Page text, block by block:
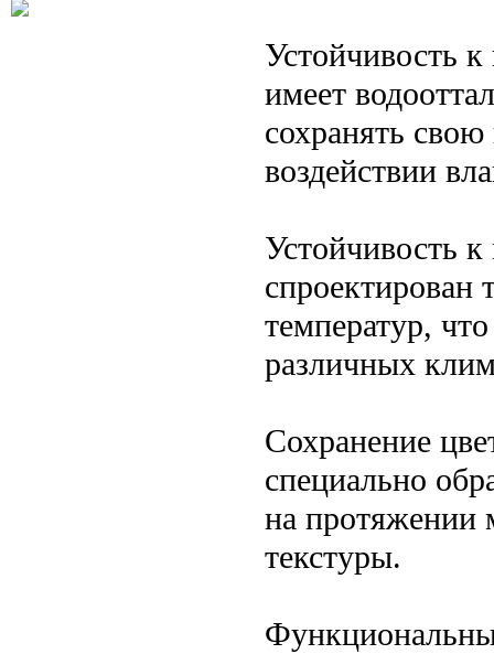
Устойчивость
имеет
сохранять
воздействии
Устойчивость
спроектирован
температур,
различных
Сохранение
специально
на протяжении
текстуры.